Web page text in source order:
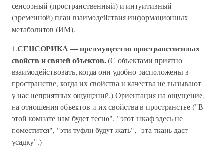
сенсорный (пространственный) и интуитивный
(временной) план взаимодействия информационных
метаболитов (ИМ).
1.СЕНСОРИКА — преимущество пространственных
свойств и связей объектов.(С объектами приятно
взаимодействовать, когда они удобно расположены в
пространстве, когда их свойства и качества не вызывают
у нас неприятных ощущений.) Ориентация на ощущение,
на отношения объектов и их свойства в пространстве ("В
этой комнате нам будет тесно", "этот шкаф здесь не
поместится", "эти туфли будут жать", "эта ткань даст
усадку".)